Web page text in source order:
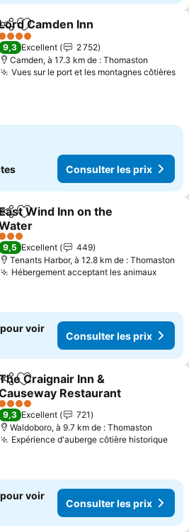
PartagerAjouter à mes favoris
Lord Camden Inn
Étoiles
9,3 Excellent
2 752
Camden, à 17.3 km de : Thomaston
Vues sur le port et les montagnes côtières
Consulter les prix
PartagerAjouter à mes favoris
East Wind Inn on the
Étoiles
9,5 Excellent
449
Tenants Harbor, à 12.8 km de : Thomaston
Hébergement acceptant les animaux
voir
Consulter les prix
PartagerAjouter à mes favoris
Craignair Inn &
Restaurant
Étoiles
9,3 Excellent
721
Waldoboro, à 9.7 km de : Thomaston
Expérience d'auberge côtière historique
voir
Consulter les prix